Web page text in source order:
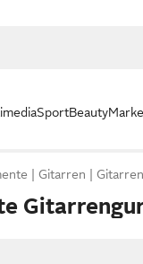
SportBeauty
Gitarren